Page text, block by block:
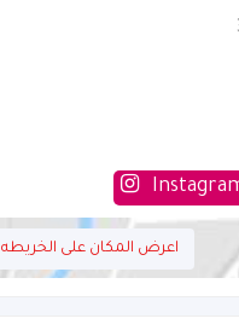
اعرض المكان على الخريطه